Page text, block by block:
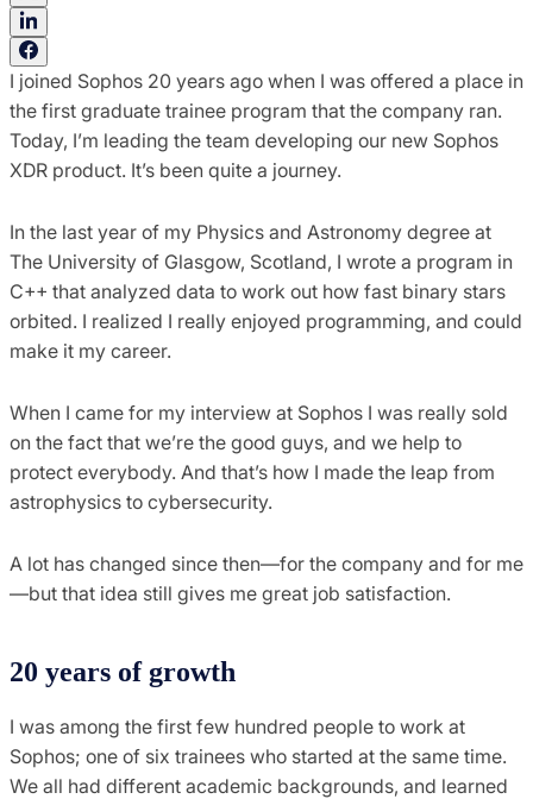
I joined Sophos 20 years ago when I was offered a place in
the first graduate trainee program that the company ran.
Today, I’m leading the team developing our new Sophos
XDR product. It’s been quite a journey.
In the last year of my Physics and Astronomy degree at
The University of Glasgow, Scotland, I wrote a program in
C++ that analyzed data to work out how fast binary stars
orbited. I realized I really enjoyed programming, and could
make it my career.
When I came for my interview at Sophos I was really sold
on the fact that we’re the good guys, and we help to
protect everybody. And that’s how I made the leap from
astrophysics to cybersecurity.
A lot has changed since then—for the company and for me
—but that idea still gives me great job satisfaction.
20 years of growth
I was among the first few hundred people to work at
Sophos; one of six trainees who started at the same time.
We all had different academic backgrounds, and learned